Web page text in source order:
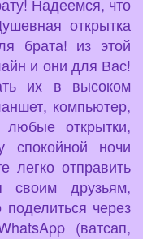
Надеемся, что
открытка
брата! из этой
и они для Вас!
их в высоком
компьютер,
любые открытки,
спокойной ночи
легко отправить
своим друзьям,
через
(ватсап,